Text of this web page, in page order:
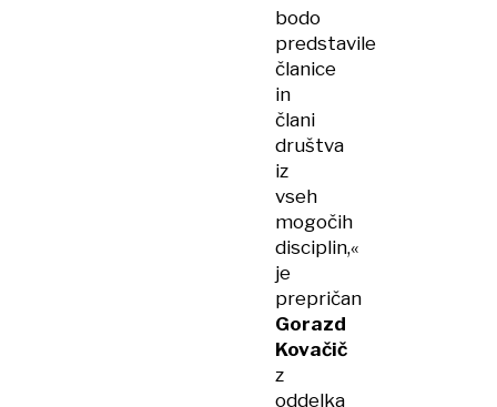
bodo
predstavile
članice
in
člani
društva
iz
vseh
mogočih
disciplin,«
je
prepričan
Gorazd
Kovačič
z
oddelka